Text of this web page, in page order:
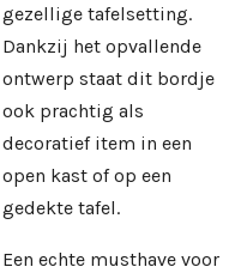
gezellige tafelsetting.
Dankzij het opvallende
ontwerp staat dit bordje
ook prachtig als
decoratief item in een
open kast of op een
gedekte tafel.
Een echte musthave voor